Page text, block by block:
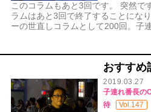
このコラムもあと3回です。 突然で
ラムはあと3回で終了することにな
ーの世直しコラムとして200回。子
おすすめ
2019.03.27
子連れ番長の
待
Vol.147